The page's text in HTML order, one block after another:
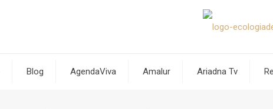
Blog AgendaViva Amalur Ariadna Tv